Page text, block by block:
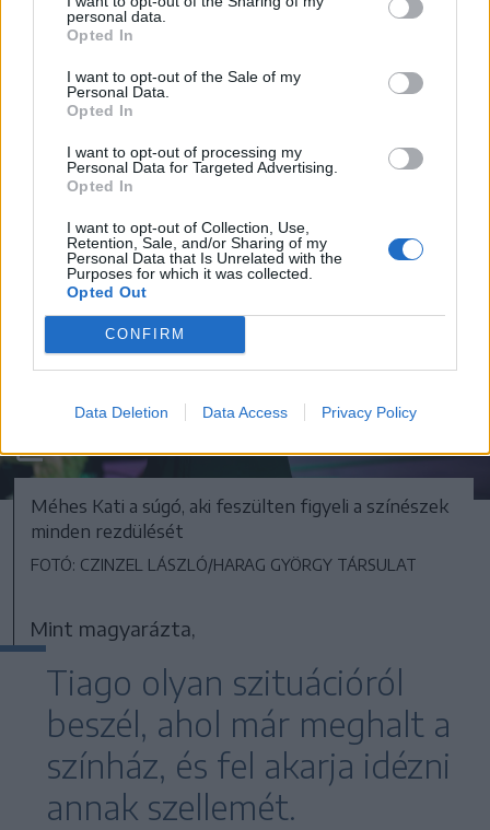
personal data.
Opted In
I want to opt-out of the Sale of my
Personal Data.
Opted In
I want to opt-out of processing my
Personal Data for Targeted Advertising.
Opted In
I want to opt-out of Collection, Use,
Retention, Sale, and/or Sharing of my
Personal Data that Is Unrelated with the
Purposes for which it was collected.
Opted Out
CONFIRM
Data Deletion Data Access Privacy Policy
hogy kritikusan gondolkodó emberek
maradjanak a Földön. Hanem az, hogy sodródó,
a méltóságukat fontosnak nem tartó emberek
Méhes Kati a súgó, aki feszülten figyeli a színészek
minden rezdülését
FOTÓ: CZINZEL LÁSZLÓ/HARAG GYÖRGY TÁRSULAT
Mint magyarázta,
Tiago olyan szituációról
beszél, ahol már meghalt a
színház, és fel akarja idézni
annak szellemét.